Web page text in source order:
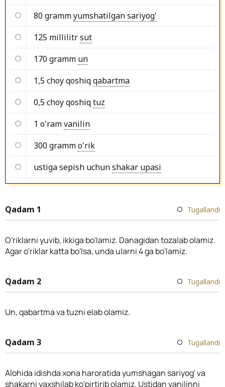
80 grammyumshatilgan sariyog'
125 millilitrsut
170 gramm un
1,5 choy qoshiqqabartma
0,5 choy qoshiqtuz
1 o'ramvanilin
300 grammo'rik
ustiga sepish uchunshakar upasi
Qadam 1 Tugallandi
O'riklarni yuvib, ikkiga bo'lamiz. Danagidan tozalab olamiz.
Agar o'riklar katta bo'lsa, unda ularni 4 ga bo'lamiz.
Qadam 2 Tugallandi
Un, qabartma va tuzni elab olamiz.
Qadam 3 Tugallandi
Alohida idishda xona haroratida yumshagan sariyog' va
shakarni yaxshilab ko'pirtirib olamiz. Ustidan vanilinni